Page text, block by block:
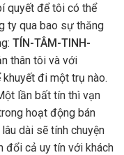
quyết để tôi có thể
ty qua bao sự thăng
TÍN-TÂM-TINH-
thân tôi và với
đi một trụ nào.
lần bất tín thì vạn
hoạt động bán
dài sẽ tính chuyện
đổi cả uy tín với khách